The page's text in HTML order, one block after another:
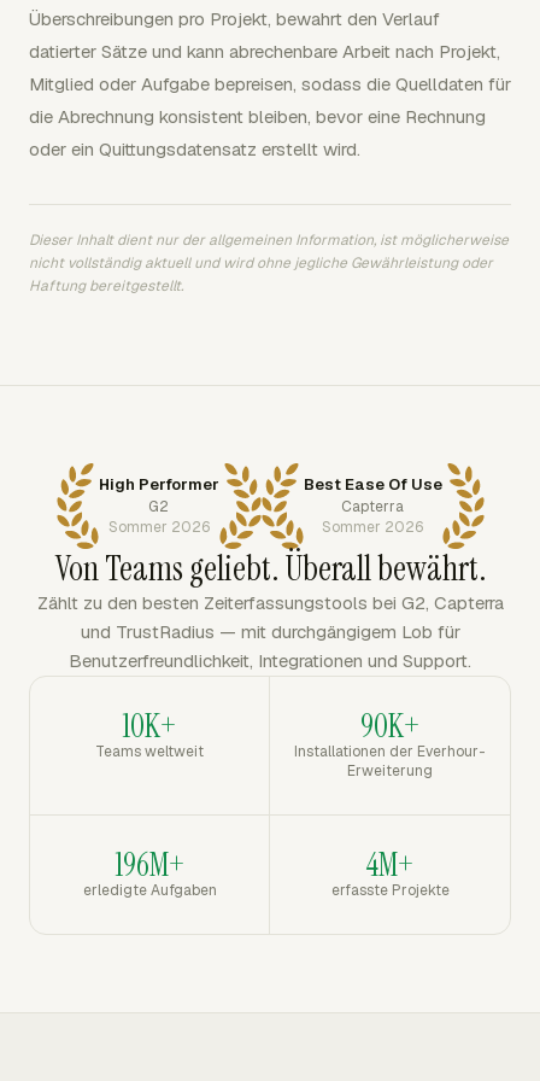
Überschreibungen pro Projekt, bewahrt den Verlauf
datierter Sätze und kann abrechenbare Arbeit nach Projekt,
Mitglied oder Aufgabe bepreisen, sodass die Quelldaten für
die Abrechnung konsistent bleiben, bevor eine Rechnung
oder ein Quittungsdatensatz erstellt wird.
Dieser Inhalt dient nur der allgemeinen Information, ist möglicherweise
nicht vollständig aktuell und wird ohne jegliche Gewährleistung oder
Haftung bereitgestellt.
High Performer
G2
Sommer 2026
Best Ease Of Use
Capterra
Sommer 2026
Von Teams geliebt. Überall bewährt.
Zählt zu den besten Zeiterfassungstools bei G2, Capterra
und TrustRadius — mit durchgängigem Lob für
Benutzerfreundlichkeit, Integrationen und Support.
10K+
Teams weltweit
90K+
Installationen der Everhour-
Erweiterung
196M+
erledigte Aufgaben
4M+
erfasste Projekte